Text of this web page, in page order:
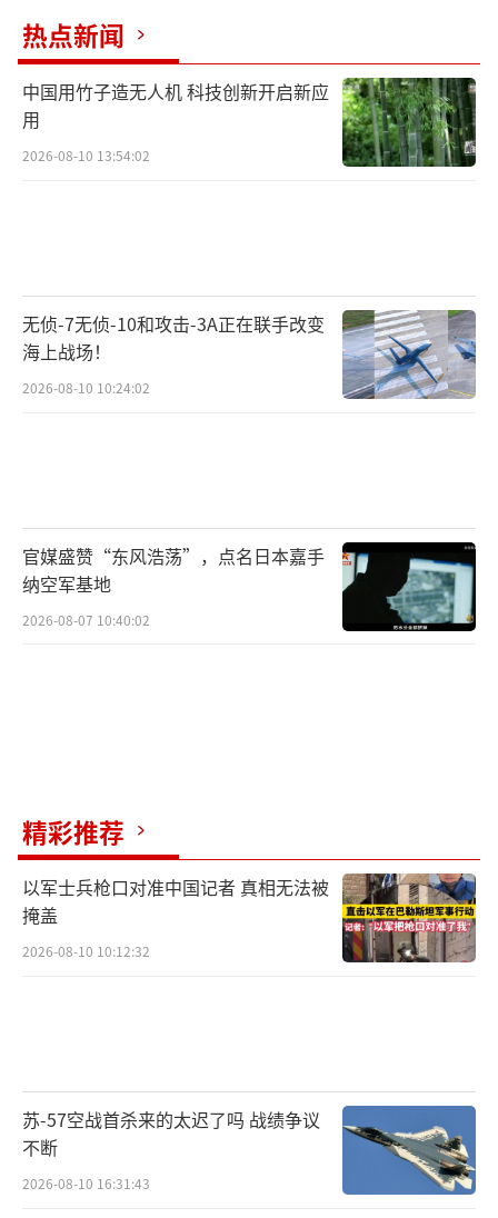
热点新闻
中国用竹子造无人机 科技创新开启新应
用
2026-08-10 13:54:02
无侦-7无侦-10和攻击-3A正在联手改变
海上战场！
2026-08-10 10:24:02
官媒盛赞“东风浩荡”，点名日本嘉手
纳空军基地
2026-08-07 10:40:02
精彩推荐
以军士兵枪口对准中国记者 真相无法被
掩盖
2026-08-10 10:12:32
苏-57空战首杀来的太迟了吗 战绩争议
不断
2026-08-10 16:31:43